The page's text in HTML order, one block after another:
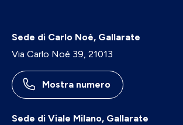
Sede di Carlo Noè, Gallarate
Via Carlo Noè 39, 21013
Mostra numero
Sede di Viale Milano, Gallarate